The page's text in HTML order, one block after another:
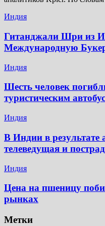
Индия
Гитанджали Шри из
Международную
Индия
Шесть человек
туристическим
Индия
В Индии в результате
телеведущая и
Индия
Цена на пшеницу
рынках
Метки